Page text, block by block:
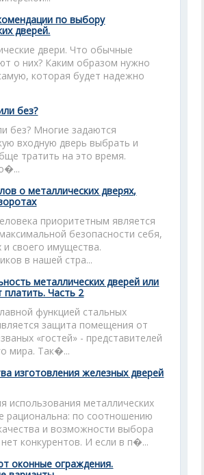
по выбору
дверей.
двери. Что обычные
о них? Каким образом нужно
которая будет надежно
без?
без? Многие задаются
входную дверь выбрать и
тратить на это время.
о металлических дверях,
приоритетным является
безопасности себя,
и своего имущества.
в нашей стра...
металлических дверей или
платить. Часть 2
функцией стальных
защита помещения от
«гостей» - представителей
мира. Так�...
изготовления железных дверей
использования металлических
рациональна: по соотношению
и возможности выбора
нет конкурентов. И если в п�...
оконные ограждения.